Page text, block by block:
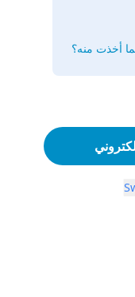
أخذت منه؟